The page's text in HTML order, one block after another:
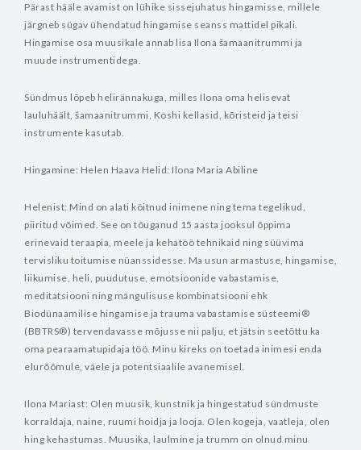
Pärast hääle avamist on lühike sissejuhatus hingamisse, millele
järgneb sügav ühendatud hingamise seanss mattidel pikali.
Hingamise osa muusikale annab lisa Ilona šamaanitrummi ja
muude instrumentidega.
Sündmus lõpeb helirännakuga, milles Ilona oma helisevat
lauluhäält, šamaanitrummi, Koshi kellasid, kõristeid ja teisi
instrumente kasutab.
Hingamine: Helen Haava Helid: Ilona Maria Abiline
Helenist: Mind on alati köitnud inimene ning tema tegelikud,
piiritud võimed. See on tõuganud 15 aasta jooksul õppima
erinevaid teraapia, meele ja kehatöö tehnikaid ning süüvima
tervisliku toitumise nüanssidesse. Ma usun armastuse, hingamise,
liikumise, heli, puudutuse, emotsioonide vabastamise,
meditatsiooni ning mängulisuse kombinatsiooni ehk
Biodünaamilise hingamise ja trauma vabastamise süsteemi®
(BBTRS®) tervendavasse mõjusse nii palju, et jätsin seetõttu ka
oma pearaamatupidaja töö. Minu kireks on toetada inimesi enda
elurõõmule, väele ja potentsiaalile avanemisel.
Ilona Mariast: Olen muusik, kunstnik ja hingestatud sündmuste
korraldaja, naine, ruumi hoidja ja looja. Olen kogeja, vaatleja, olen
hing kehastumas. Muusika, laulmine ja trumm on olnud minu